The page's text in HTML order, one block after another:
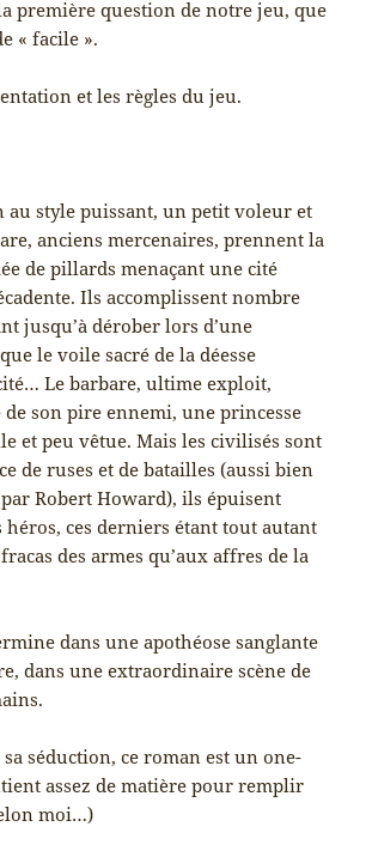
première question de notre jeu, que
« facile ».
et les règles du jeu.
au style puissant, un petit voleur et
anciens mercenaires, prennent la
de pillards menaçant une cité
Ils accomplissent nombre
jusqu’à dérober lors d’une
le voile sacré de la déesse
Le barbare, ultime exploit,
son pire ennemi, une princesse
et peu vêtue. Mais les civilisés sont
de ruses et de batailles (aussi bien
Robert Howard), ils épuisent
héros, ces derniers étant tout autant
des armes qu’aux affres de la
dans une apothéose sanglante
dans une extraordinaire scène de
séduction, ce roman est un one-
assez de matière pour remplir
moi…)